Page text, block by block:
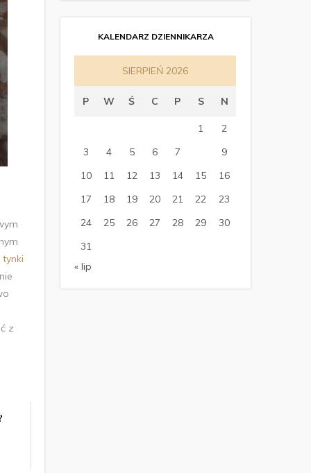
tynki
z
KALENDARZ DZIENNIKARZA
SIERPIEŃ 2026
P W Ś C P S N
1
2
3
4 5 6 7
9
10
11 12 13 14 15
16
17
18 19 20 21 22
23
24
25 26 27 28 29
30
31
« lip